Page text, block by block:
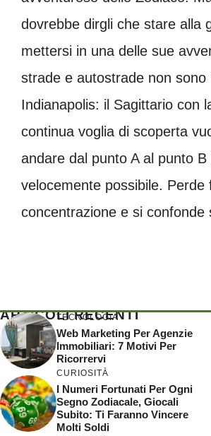
dovrebbe dirgli che stare alla
mettersi in una delle sue
strade e autostrade non sono
Indianapolis: il Sagittario con
continua voglia di scoperta
andare dal punto A al punto B
velocemente possibile. Perde
concentrazione e si confonde
ARTICOLI RECENTI
TECNOLOGIA
Web Marketing Per Agenzie
Immobiliari: 7 Motivi Per
Ricorrervi
CURIOSITÀ
I Numeri Fortunati Per Ogni
Segno Zodiacale, Giocali
Subito: Ti Faranno Vincere
Molti Soldi